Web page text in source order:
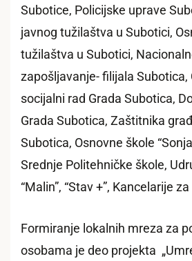
Subotice, Policijske uprave
javnog tužilaštva u Subotici,
tužilaštva u Subotici,
zapošljavanje- filijala Subotica,
socijalni rad Grada Subotica,
Grada Subotica, Zaštitnika
Subotica, Osnovne škole
Srednje Politehničke škole,
“Malin”, “Stav +”, Kancelarije
Formiranje lokalnih mreza za
osobama je deo projekta